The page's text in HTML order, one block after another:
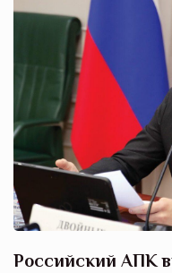
Российский АПК